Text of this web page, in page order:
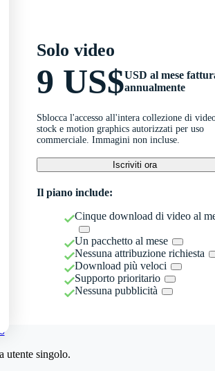
Solo video
9 US$USD al mese
annualmente
Sblocca l'accesso all'intera collezione di
stock e motion graphics autorizzati per uso
commerciale. Immagini non incluse.
Iscriviti ora
Il piano include:
Cinque download di video al
Un pacchetto al mese
Nessuna attribuzione richiesta
Download più veloci
Supporto prioritario
Nessuna pubblicità
utente singolo.